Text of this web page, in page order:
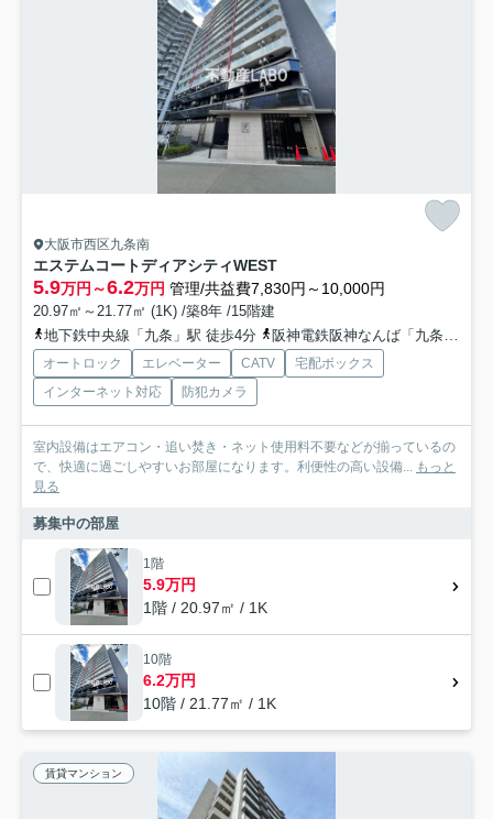
大阪市西区九条南
エステムコートディアシティWEST
5.9万円～6.2万円 管理/共益費7,830円～10,000円
20.97㎡～21.77㎡ (1K) /築8年 /15階建
地下鉄中央線「九条」駅 徒歩4分
阪神電鉄阪神なんば「九条」駅 徒歩4分
オートロック エレベーター CATV
宅配ボックス
インターネット対応
防犯カメラ
室内設備はエアコン・追い焚き・ネット使用料不要などが揃っているの
で、快適に過ごしやすいお部屋になります。利便性の高い設備... もっと
見る
募集中の部屋
1階
5.9万円
1階 / 20.97㎡ / 1K
10階
6.2万円
10階 / 21.77㎡ / 1K
賃貸マンション